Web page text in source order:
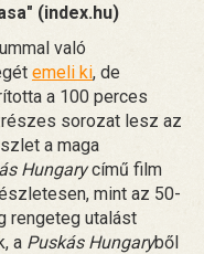
(index.hu)
való
emeli ki, de
a 100 perces
sorozat lesz az
a maga
Hungarycímű film
mint az 50-
rengeteg utalást
a Puskás Hungaryből